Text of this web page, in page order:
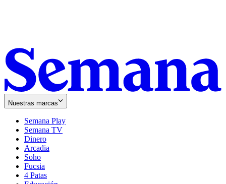
Nuestras marcas
Semana Play
Semana TV
Dinero
Arcadia
Soho
in
new
Fucsia
in
4 Patas